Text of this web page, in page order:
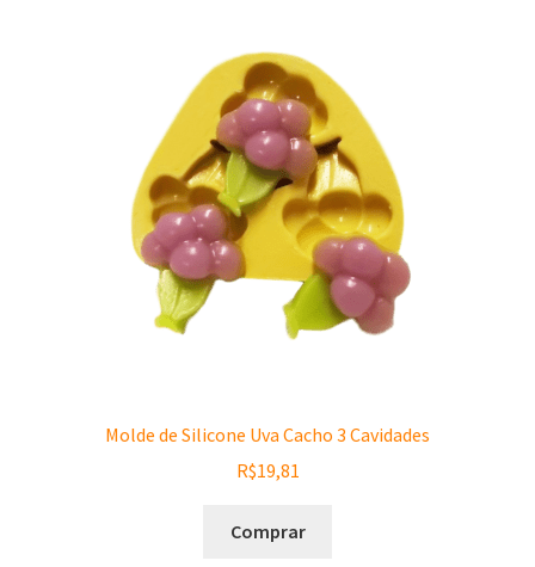
Molde de Silicone Uva Cacho 3 Cavidades
R$19,81
Comprar